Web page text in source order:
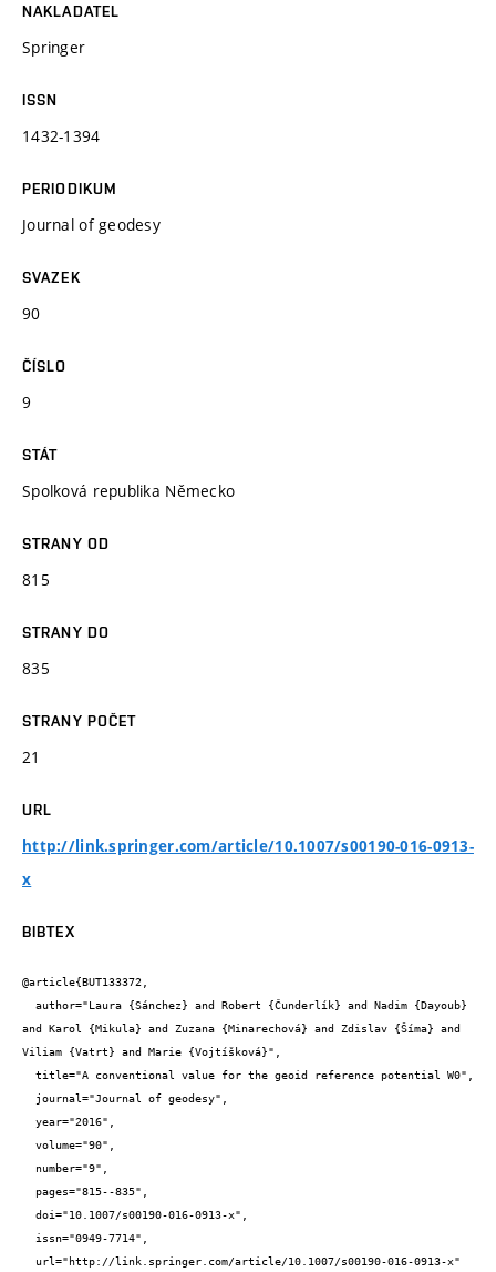
NAKLADATEL
Springer
ISSN
1432-1394
PERIODIKUM
Journal of geodesy
SVAZEK
90
ČÍSLO
9
STÁT
Spolková republika Německo
STRANY OD
815
STRANY DO
835
STRANY POČET
21
URL
http://link.springer.com/article/10.1007/s00190-016-0913-
x
BIBTEX
@article{BUT133372,
and Karol {Mikula} and Zuzana {Minarechová} and Zdislav {Šíma} and
Viliam {Vatrt} and Marie {Vojtíšková}",